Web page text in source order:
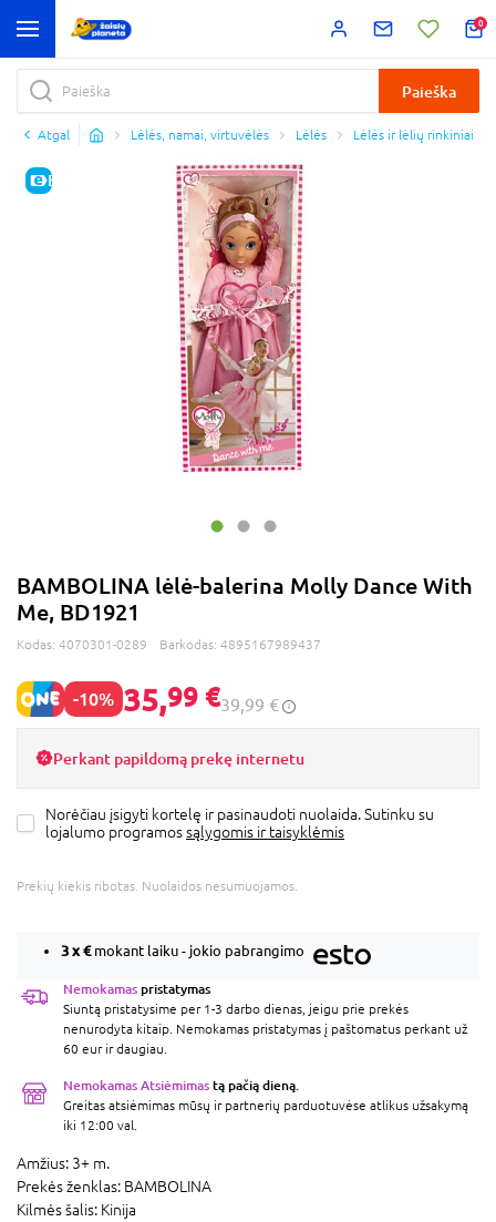
0
Paieška
Atgal Lėlės, namai, virtuvėlės Lėlės Lėlės ir lėlių rinkiniai
E-KAINA
BAMBOLINA lėlė-balerina Molly Dance With
Me, BD1921
Kodas: 4070301-0289 Barkodas: 4895167989437
-10% 35,99 €39,99 €
Perkant papildomą prekę internetu
Norėčiau įsigyti kortelę ir pasinaudoti nuolaida. Sutinku su
lojalumo programossąlygomis ir taisyklėmis
Prekių kiekis ribotas. Nuolaidos nesumuojamos.
3 x€mokant laiku - jokio pabrangimo
Nemokamas pristatymas
Siuntą pristatysime per 1-3 darbo dienas, jeigu prie prekės
nenurodyta kitaip. Nemokamas pristatymas į paštomatus perkant už
60 eur ir daugiau.
Nemokamas Atsiėmimas tą pačią dieną.
Greitas atsiėmimas mūsų ir partnerių parduotuvėse atlikus užsakymą
iki 12:00 val.
Amžius: 3+ m.
Prekės ženklas: BAMBOLINA
Kilmės šalis: Kinija